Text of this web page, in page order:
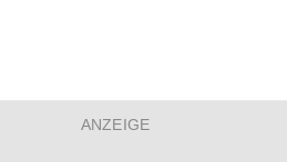
ANZEIGE